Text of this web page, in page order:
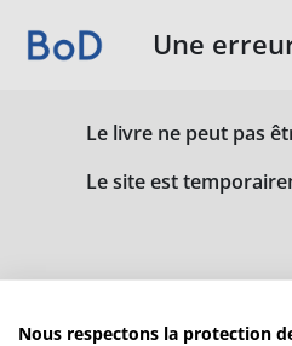
Une
Le livre ne peut pas
Le site est
Nous respectons la protection